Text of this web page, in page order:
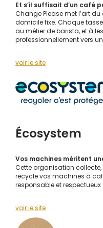
Et s’il suffisait d’un café
Change Please met l’art
domicile fixe. Chaque
au métier de barista, et à
professionnellement vers
voir le site
Écosystem
Vos machines méritent
Cette organisation
recycle vos machines à
responsable et respectueux
voir le site